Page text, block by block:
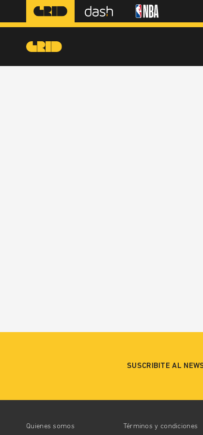
SUSCRIBITE AL
Quienes somos Términos y condiciones